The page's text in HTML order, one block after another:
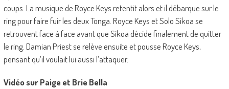
coups. La musique de Royce Keys retentit alors et il débarque sur le
ring pour faire fuir les deux Tonga. Royce Keys et Solo Sikoa se
retrouvent face à face avant que Sikoa décide finalement de quitter
le ring. Damian Priest se relève ensuite et pousse Royce Keys,
pensant qu’il voulait lui aussi l’attaquer.
Vidéo sur Paige et Brie Bella